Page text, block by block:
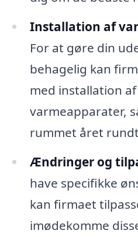
Installation af
For at gøre din
behagelig kan
med installation
varmeapparater,
rummet året
Ændringer og
have specifikke
kan firmaet
imødekomme